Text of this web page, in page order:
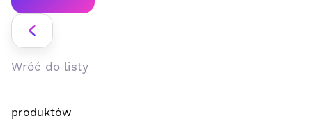
Wróć do listy
produktów